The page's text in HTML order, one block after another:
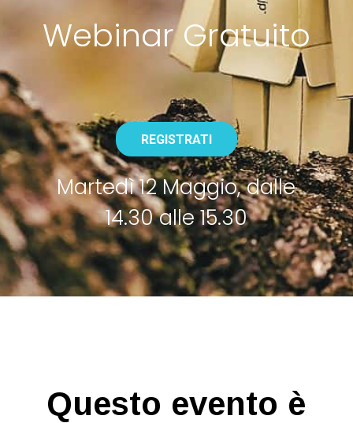
Webinar Gratuito
REGISTRATI
Martedì 12 Maggio, dalle
14.30 alle 15.30
Questo evento è